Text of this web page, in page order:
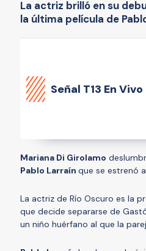
La actriz brilló en su
la última película de
Señal T13 En Vivo
Mariana Di Girolamo
Pablo Larraín que se estrenó
La actriz de Río Oscuro es la
que decide separarse de
un niño huérfano al que la